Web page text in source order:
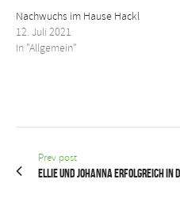
Nachwuchs im Hause Hackl
12. Juli 2021
In "Allgemein"
Prev post
Ellie und Johanna erfolgreich in